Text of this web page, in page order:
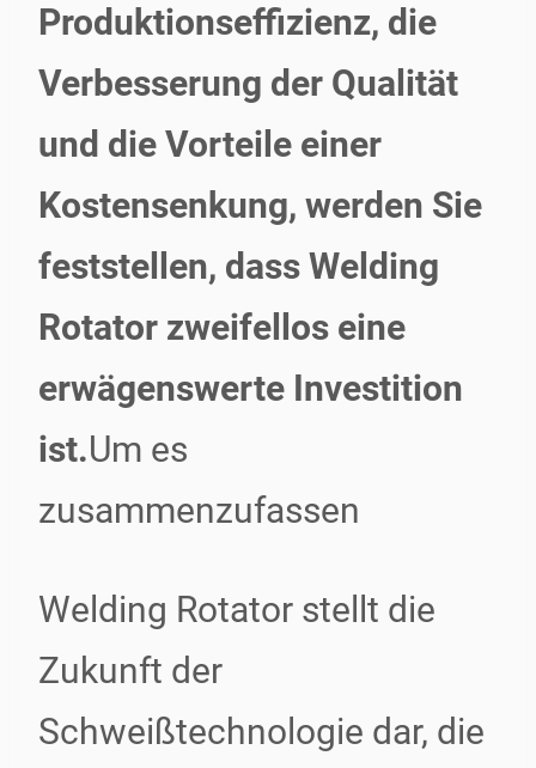
Produktionseffizienz, die
Verbesserung der Qualität
und die Vorteile einer
Kostensenkung, werden Sie
feststellen, dass Welding
Rotator zweifellos eine
erwägenswerte Investition
ist.Um es
zusammenzufassen
Welding Rotator stellt die
Zukunft der
Schweißtechnologie dar, die